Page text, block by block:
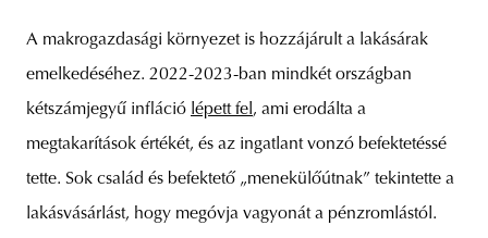
A makrogazdasági környezet is hozzájárult a lakásárak
emelkedéséhez. 2022-2023-ban mindkét országban
kétszámjegyű infláció lépett fel , ami erodálta a
megtakarítások értékét, és az ingatlant vonzó befektetéssé
tette. Sok család és befektető „menekülőútnak” tekintette a
lakásvásárlást, hogy megóvja vagyonát a pénzromlástól.